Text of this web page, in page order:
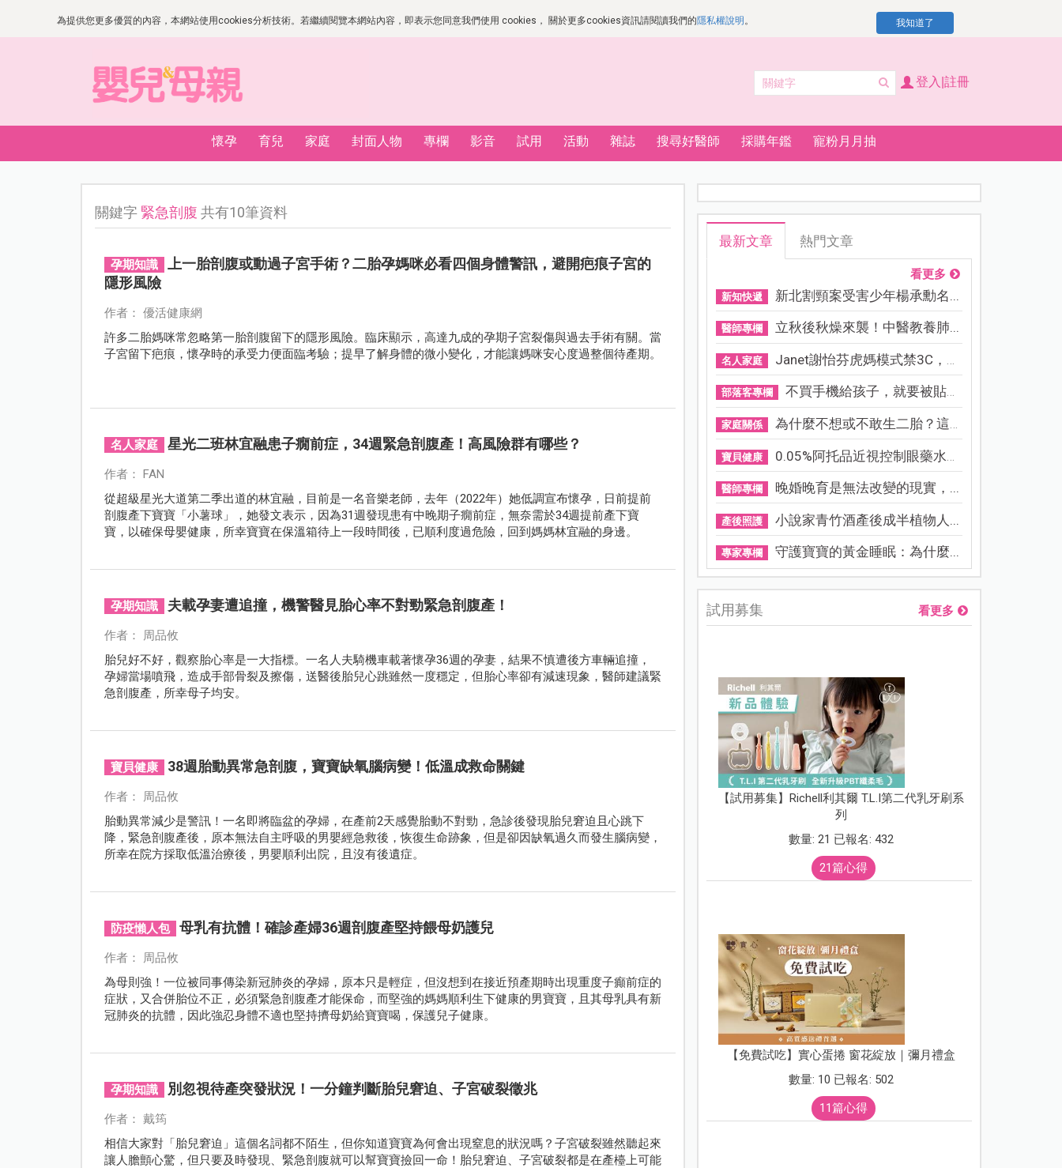
為提供您更多優質的內容，本網站使用cookies分析技術。若繼續閱覽本網站內容，即表示您同意我們使用 cookies， 關於更多cookies資訊請閱讀我們的隱私權說明 。 我知道了
登入|註冊
懷孕 育兒 家庭 封面人物 專欄 影音 試用 活動 雜誌 搜尋好醫師 採購年鑑 寵粉月月抽
關鍵字 緊急剖腹 共有10筆資料
孕期知識
上一胎剖腹或動過子宮手術？二胎孕媽咪必看四個身體警訊，避開疤痕子宮的
隱形風險
作者： 優活健康網
許多二胎媽咪常忽略第一胎剖腹留下的隱形風險。臨床顯示，高達九成的孕期子宮裂傷與過去手術有關。當
子宮留下疤痕，懷孕時的承受力便面臨考驗；提早了解身體的微小變化，才能讓媽咪安心度過整個待產期。
名人家庭 星光二班林宜融患子癇前症，34週緊急剖腹產！高風險群有哪些？
作者： FAN
從超級星光大道第二季出道的林宜融，目前是一名音樂老師，去年（2022年）她低調宣布懷孕，日前提前
剖腹產下寶寶「小薯球」，她發文表示，因為31週發現患有中晚期子癇前症，無奈需於34週提前產下寶
寶，以確保母嬰健康，所幸寶寶在保溫箱待上一段時間後，已順利度過危險，回到媽媽林宜融的身邊。
孕期知識 夫載孕妻遭追撞，機警醫見胎心率不對勁緊急剖腹產！
作者： 周品攸
胎兒好不好，觀察胎心率是一大指標。一名人夫騎機車載著懷孕36週的孕妻，結果不慎遭後方車輛追撞，
孕婦當場噴飛，造成手部骨裂及擦傷，送醫後胎兒心跳雖然一度穩定，但胎心率卻有減速現象，醫師建議緊
急剖腹產，所幸母子均安。
寶貝健康 38週胎動異常急剖腹，寶寶缺氧腦病變！低溫成救命關鍵
作者： 周品攸
胎動異常減少是警訊！一名即將臨盆的孕婦，在產前2天感覺胎動不對勁，急診後發現胎兒窘迫且心跳下
降，緊急剖腹產後，原本無法自主呼吸的男嬰經急救後，恢復生命跡象，但是卻因缺氧過久而發生腦病變，
所幸在院方採取低溫治療後，男嬰順利出院，且沒有後遺症。
防疫懶人包 母乳有抗體！確診產婦36週剖腹產堅持餵母奶護兒
作者： 周品攸
為母則強！一位被同事傳染新冠肺炎的孕婦，原本只是輕症，但沒想到在接近預產期時出現重度子癲前症的
症狀，又合併胎位不正，必須緊急剖腹產才能保命，而堅強的媽媽順利生下健康的男寶寶，且其母乳具有新
冠肺炎的抗體，因此強忍身體不適也堅持擠母奶給寶寶喝，保護兒子健康。
孕期知識 別忽視待產突發狀況！一分鐘判斷胎兒窘迫、子宮破裂徵兆
作者： 戴筠
相信大家對「胎兒窘迫」這個名詞都不陌生，但你知道寶寶為何會出現窒息的狀況嗎？子宮破裂雖然聽起來
讓人膽顫心驚，但只要及時發現、緊急剖腹就可以幫寶寶撿回一命！胎兒窘迫、子宮破裂都是在產檯上可能
最新文章 熱門文章
看更多
新知快遞 新北割頸案受害少年楊承勳名...
醫師專欄 立秋後秋燥來襲！中醫教養肺...
名人家庭 Janet謝怡芬虎媽模式禁3C，看...
部落客專欄 不買手機給孩子，就要被貼「...
家庭關係 為什麼不想或不敢生二胎？這8...
寶貝健康 0.05%阿托品近視控制眼藥水納...
醫師專欄 晚婚晚育是無法改變的現實，...
產後照護 小說家青竹酒產後成半植物人...
專家專欄 守護寶寶的黃金睡眠：為什麼...
試用募集 看更多
【試用募集】Richell利其爾 T.L.I第二代乳牙刷系
列
數量: 21 已報名: 432
21篇心得
【免費試吃】實心蛋捲 窗花綻放｜彌月禮盒
數量: 10 已報名: 502
11篇心得